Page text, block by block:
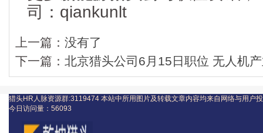
司：qiankunlt
上一篇： 没有了
下一篇： 北京猎头公司6月15日职位 无人机
猎头HR人脉资源群:3119474 本站中所用图片及转载文章内容均来自网络与用户
今日访问量： 56093